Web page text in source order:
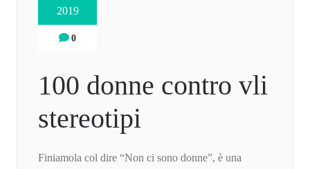
2019
0
100 donne contro vli
stereotipi
Finiamola col dire “Non ci sono donne”, è una